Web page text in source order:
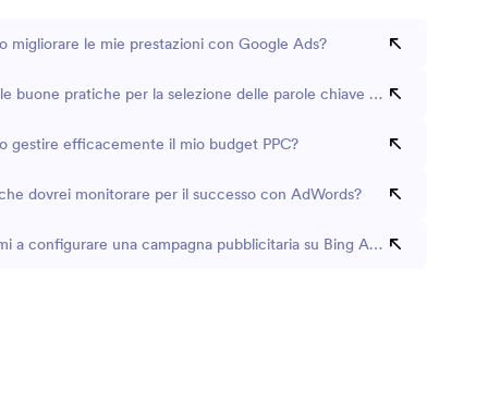
migliorare le mie prestazioni con Google Ads?
buone pratiche per la selezione delle parole chiave in PPC?
gestire efficacemente il mio budget PPC?
dovrei monitorare per il successo con AdWords?
a configurare una campagna pubblicitaria su Bing Ads?